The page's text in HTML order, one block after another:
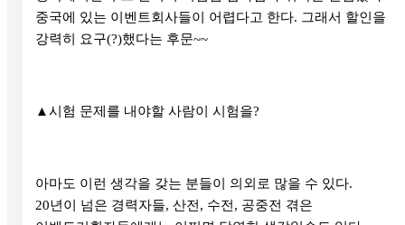
중국에 있는 이벤트회사들이 어렵다고 한다. 그래서 할인을
강력히 요구(?)했다는 후문~~
▲시험 문제를 내야할 사람이 시험을?
아마도 이런 생각을 갖는 분들이 의외로 많을 수 있다.
20년이 넘은 경력자들, 산전, 수전, 공중전 겪은